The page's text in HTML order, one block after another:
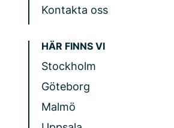
Kontakta oss
HÄR FINNS VI
Stockholm
Göteborg
Malmö